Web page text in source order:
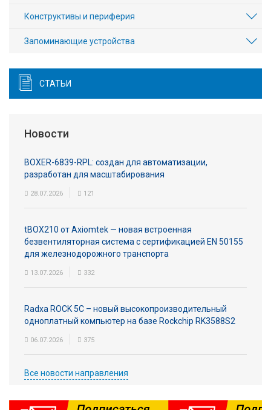
Конструктивы и периферия
Запоминающие устройства
СТАТЬИ
Новости
BOXER-6839-RPL: создан для автоматизации,
разработан для масштабирования
28.07.2026 121
tBOX210 от Axiomtek — новая встроенная
безвентиляторная система с сертификацией EN 50155
для железнодорожного транспорта
13.07.2026 332
Radxa ROCK 5C – новый высокопроизводительный
одноплатный компьютер на базе Rockchip RK3588S2
06.07.2026 375
Все новости направления